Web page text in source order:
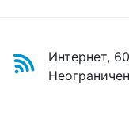
Интернет,